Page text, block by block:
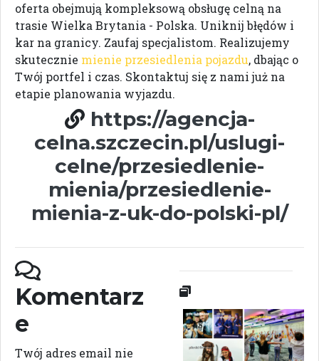
oferta obejmują kompleksową obsługę celną na
trasie Wielka Brytania - Polska. Uniknij błędów i
kar na granicy. Zaufaj specjalistom. Realizujemy
skutecznie mienie przesiedlenia pojazdu, dbając o
Twój portfel i czas. Skontaktuj się z nami już na
etapie planowania wyjazdu.
https://agencja-
celna.szczecin.pl/uslugi-
celne/przesiedlenie-
mienia/przesiedlenie-
mienia-z-uk-do-polski-pl/
Komentarz
e
Twój adres email nie